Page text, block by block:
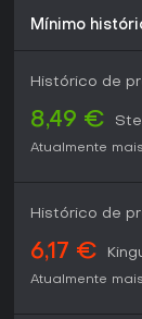
Mínimo
Histórico de
8,49 €
Atualmente
Histórico de
6,17 €
Atualmente